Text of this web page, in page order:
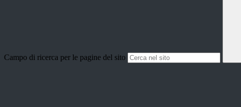
Campo di ricerca per le pagine del sito